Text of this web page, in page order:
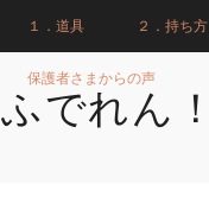
１．道具 ２．持ち方
保護者さまからの声
ふでれん！